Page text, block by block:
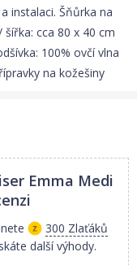
instalaci. Šňůrka na
cca 80 x 40 cm
100% ovčí vlna
na kožešiny
Emma Medi
300 Zlaťáků
další výhody.